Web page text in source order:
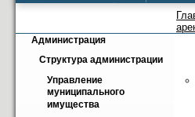
Администрация
Структура администрации
Управление
муниципального
имущества